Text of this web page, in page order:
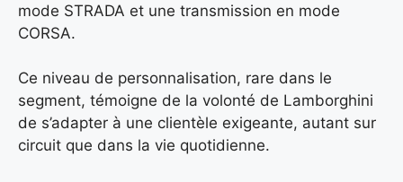
mode STRADA et une transmission en mode
CORSA.
Ce niveau de personnalisation, rare dans le
segment, témoigne de la volonté de Lamborghini
de s’adapter à une clientèle exigeante, autant sur
circuit que dans la vie quotidienne.